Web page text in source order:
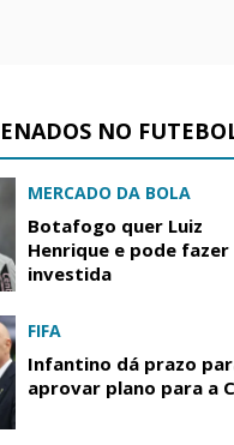
NO
MERCADO DA BOLA
Botafogo quer Luiz
Henrique e pode fazer
investida
FIFA
Infantino dá prazo
aprovar plano para a